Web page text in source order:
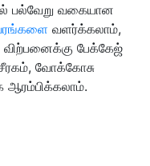
பல்வேறு வகையான
வளர்க்கலாம்,
பேக்கேஜ்
வோக்கோசு